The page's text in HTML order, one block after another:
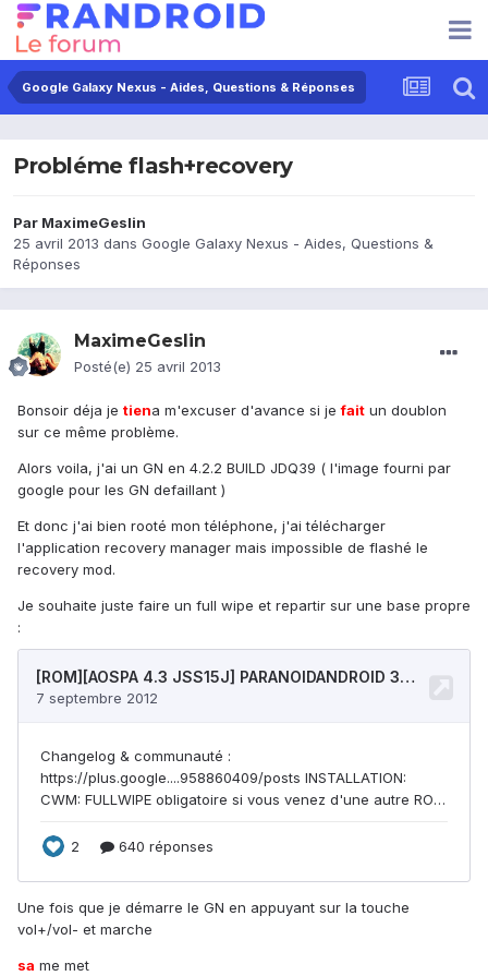
Google Galaxy Nexus - Aides, Questions & Réponses
Probléme flash+recovery
Par MaximeGeslin
25 avril 2013 dans Google Galaxy Nexus - Aides, Questions &
Réponses
MaximeGeslin
Posté(e) 25 avril 2013
Bonsoir déja je tiena m'excuser d'avance si jefait un doublon
sur ce même problème.
Alors voila, j'ai un GN en 4.2.2 BUILD JDQ39 ( l'image fourni par
google pour les GN defaillant )
Et donc j'ai bien rooté mon téléphone, j'ai télécharger
l'application recovery manager mais impossible de flashé le
recovery mod.
Je souhaite juste faire un full wipe et repartir sur une base propre
:
Une fois que je démarre le GN en appuyant sur la touche
vol+/vol- et marche
sa me met